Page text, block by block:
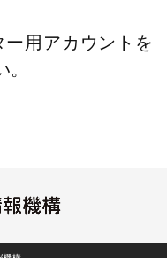
用アカウントを